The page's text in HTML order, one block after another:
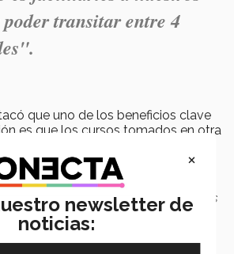
poder transitar entre 4
que uno de los beneficios clave
es que los cursos tomados en otra
considerados para procesos de
de los programas propios, bajo
más ágiles.
y aprender de las mejores prácticas
Las sumas de las partes
, destacó.
×
newsletter de
noticias: